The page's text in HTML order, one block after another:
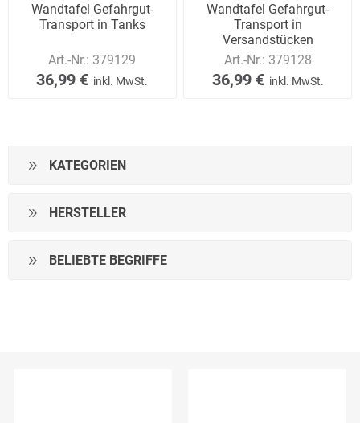
Wandtafel Gefahrgut-
Transport in Tanks
Art.-Nr.: 379129
36,99 € inkl. MwSt.
Wandtafel Gefahrgut-
Transport in
Versandstücken
Art.-Nr.: 379128
36,99 € inkl. MwSt.
KATEGORIEN
HERSTELLER
BELIEBTE BEGRIFFE